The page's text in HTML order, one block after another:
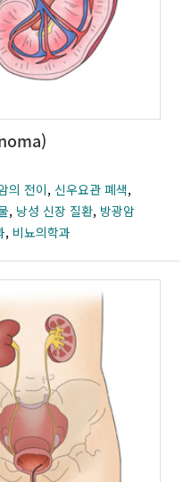
의 전이, 신우요관 폐색,
, 낭성 신장 질환, 방광암
, 비뇨의학과